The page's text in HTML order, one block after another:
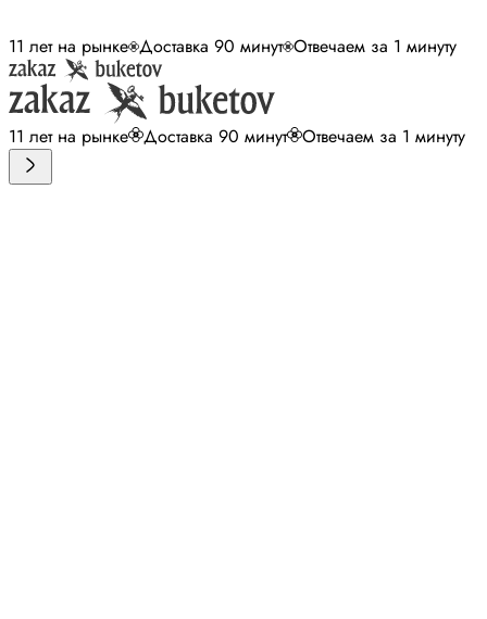
11 лет на рынке Доставка 90 минут Отвечаем за 1 минуту
11 лет на рынке Доставка 90 минут Отвечаем за 1 минуту